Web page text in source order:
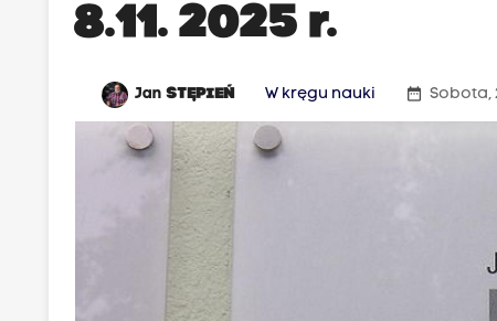
8.11. 2025 r.
JanSTĘPIEŃ W kręgu nauki date_range Sobota,